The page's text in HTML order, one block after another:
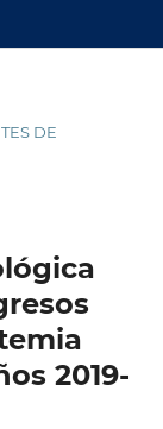
DE
2019-